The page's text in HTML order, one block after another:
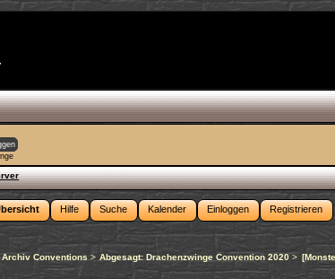
Hilfe Suche Kalender Einloggen Registrieren
Archiv Conventions> Abgesagt: Drachenzwinge Convention 2020>